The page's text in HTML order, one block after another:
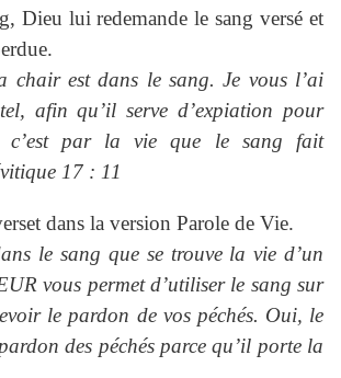
Dieu lui redemande le sang versé et
chair est dans le sang. Je vous l’ai
afin qu’il serve d’expiation pour
c’est par la vie que le sang fait
17 : 11
dans la version Parole de Vie.
le sang que se trouve la vie d’un
vous permet d’utiliser le sang sur
le pardon de vos péchés. Oui, le
des péchés parce qu’il porte la